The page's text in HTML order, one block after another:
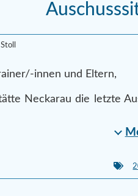
innen und Eltern,
Neckarau die letzte